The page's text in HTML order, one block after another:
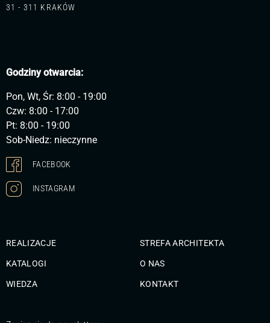
31 - 311 KRAKÓW
Godziny otwarcia:
Pon, Wt, Śr: 8:00 - 19:00
Czw: 8:00 - 17:00
Pt: 8:00 - 19:00
Sob-Niedz: nieczynne
FACEBOOK
INSTAGRAM
REALIZACJE
KATALOGI
WIEDZA
STREFA ARCHITEKTA
O NAS
KONTAKT